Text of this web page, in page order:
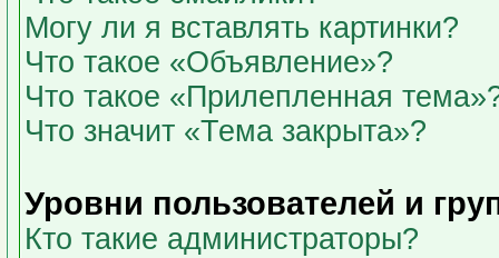
Могу ли я вставлять картинки?
Что такое «Объявление»?
Что такое «Прилепленная
Что значит «Тема закрыта»?
Уровни пользователей и
Кто такие администраторы?